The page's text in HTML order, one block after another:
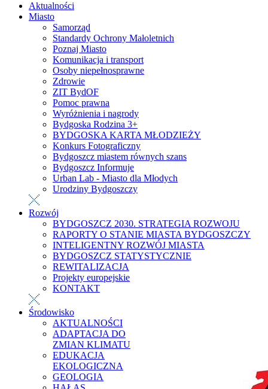
Aktualności
Miasto
Samorząd
Standardy Ochrony Małoletnich
Poznaj Miasto
Komunikacja i transport
Osoby niepełnosprawne
Zdrowie
ZIT BydOF
Pomoc prawna
Wyróżnienia i nagrody
Bydgoska Rodzina 3+
BYDGOSKA KARTA MŁODZIEŻY
Konkurs Fotograficzny
Bydgoszcz miastem równych szans
Bydgoszcz Informuje
Urban Lab - Miasto dla Młodych
Urodziny Bydgoszczy
Rozwój
BYDGOSZCZ 2030. STRATEGIA ROZWOJU
RAPORTY O STANIE MIASTA BYDGOSZCZY
INTELIGENTNY ROZWÓJ MIASTA
BYDGOSZCZ STATYSTYCZNIE
REWITALIZACJA
Projekty europejskie
KONTAKT
Środowisko
AKTUALNOŚCI
ADAPTACJA DO
ZMIAN KLIMATU
EDUKACJA
EKOLOGICZNA
GEOLOGIA